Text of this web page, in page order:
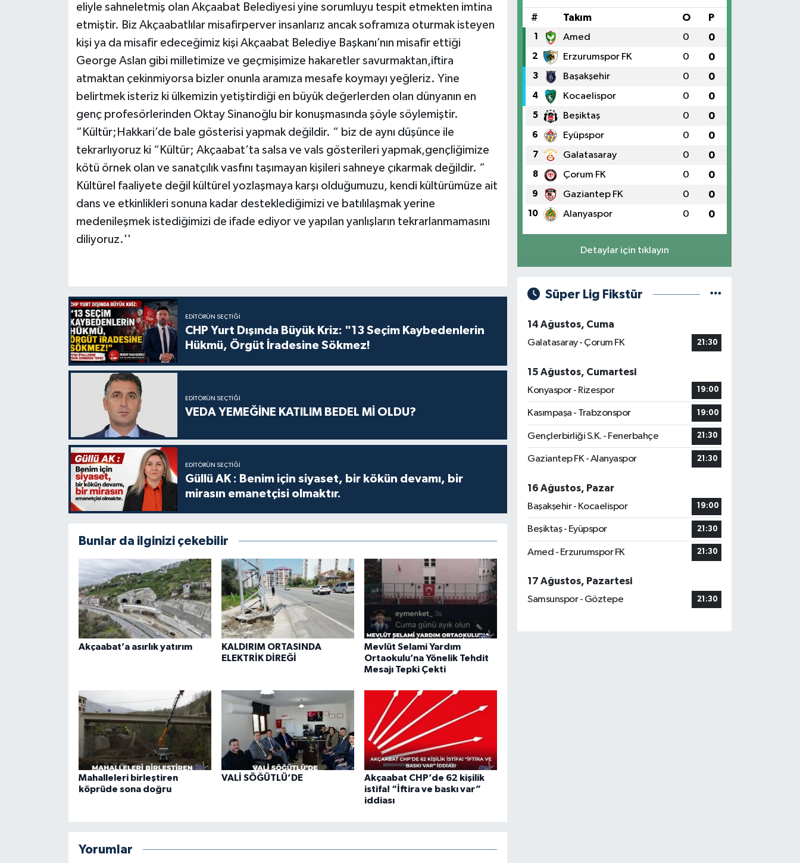
eliyle sahneletmiş olan Akçaabat Belediyesi yine sorumluyu tespit etmekten imtina
etmiştir. Biz Akçaabatlılar misafirperver insanlarız ancak soframıza oturmak isteyen
kişi ya da misafir edeceğimiz kişi Akçaabat Belediye Başkanı’nın misafir ettiği
George Aslan gibi milletimize ve geçmişimize hakaretler savurmaktan,iftira
atmaktan çekinmiyorsa bizler onunla aramıza mesafe koymayı yeğleriz. Yine
belirtmek isteriz ki ülkemizin yetiştirdiği en büyük değerlerden olan dünyanın en
genç profesörlerinden Oktay Sinanoğlu bir konuşmasında şöyle söylemiştir.
“Kültür;Hakkari’de bale gösterisi yapmak değildir. “ biz de aynı düşünce ile
tekrarlıyoruz ki “Kültür; Akçaabat’ta salsa ve vals gösterileri yapmak,gençliğimize
kötü örnek olan ve sanatçılık vasfını taşımayan kişileri sahneye çıkarmak değildir. “
Kültürel faaliyete değil kültürel yozlaşmaya karşı olduğumuzu, kendi kültürümüze ait
dans ve etkinlikleri sonuna kadar desteklediğimizi ve batılılaşmak yerine
medenileşmek istediğimizi de ifade ediyor ve yapılan yanlışların tekrarlanmamasını
diliyoruz.''
EDITÖRÜN SEÇTIĞI
CHP Yurt Dışında Büyük Kriz: "13 Seçim Kaybedenlerin
Hükmü, Örgüt İradesine Sökmez!
EDITÖRÜN SEÇTIĞI
VEDA YEMEĞİNE KATILIM BEDEL Mİ OLDU?
EDITÖRÜN SEÇTIĞI
Güllü AK : Benim için siyaset, bir kökün devamı, bir
mirasın emanetçisi olmaktır.
Bunlar da ilginizi çekebilir
Akçaabat’a asırlık yatırım
KALDIRIM ORTASINDA
ELEKTRİK DİREĞİ
Mevlüt Selami Yardım
Ortaokulu’na Yönelik Tehdit
Mesajı Tepki Çekti
Mahalleleri birleştiren
köprüde sona doğru
VALİ SÖĞÜTLÜ’DE
Akçaabat CHP’de 62 kişilik
istifa! “İftira ve baskı var”
iddiası
Yorumlar
# Takım O P
1 Amed 0 0
2 Erzurumspor FK 0 0
3 Başakşehir 0 0
4 Kocaelispor 0 0
5 Beşiktaş 0 0
6 Eyüpspor 0 0
7 Galatasaray 0 0
8 Çorum FK 0 0
9 Gaziantep FK 0 0
10 Alanyaspor 0 0
Detaylar için tıklayın
Süper Lig Fikstür
14 Ağustos, Cuma
Galatasaray - Çorum FK
21:30
15 Ağustos, Cumartesi
Konyaspor - Rizespor
19:00
Kasımpaşa - Trabzonspor 19:00
Gençlerbirliği S.K. - Fenerbahçe 21:30
Gaziantep FK - Alanyaspor 21:30
16 Ağustos, Pazar
Başakşehir - Kocaelispor
19:00
Beşiktaş - Eyüpspor 21:30
Amed - Erzurumspor FK 21:30
17 Ağustos, Pazartesi
Samsunspor - Göztepe
21:30